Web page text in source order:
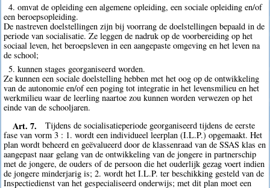
4. omvat de opleiding een algemene opleiding, een sociale opleiding en/of
een beroepsopleiding.
De nastreven doelstellingen zijn bij voorrang de doelstellingen bepaald in de
periode van socialisatie. Ze leggen de nadruk op de voorbereiding op het
sociaal leven, het beroepsleven in een aangepaste omgeving en het leven na
de school;
5. kunnen stages georganiseerd worden.
Ze kunnen een sociale doelstelling hebben met het oog op de ontwikkeling
van de autonomie en/of een poging tot integratie in het levensmilieu en het
werkmilieu waar de leerling naartoe zou kunnen worden verwezen op het
einde van de schooljaren.
Art. 7.
Tijdens de socialisatieperiode georganiseerd tijdens de eerste
fase van vorm 3 : 1. wordt een individueel leerplan (I.L.P.) opgemaakt. Het
plan wordt beheerd en geëvalueerd door de klassenraad van de SSAS klas en
aangepast naar gelang van de ontwikkeling van de jongere in partnerschip
met de jongere, de ouders of de persoon die het ouderlijk gezag voert indien
de jongere minderjarig is; 2. wordt het I.L.P. ter beschikking gesteld van de
Inspectiedienst van het gespecialiseerd onderwijs; met dit plan moet een